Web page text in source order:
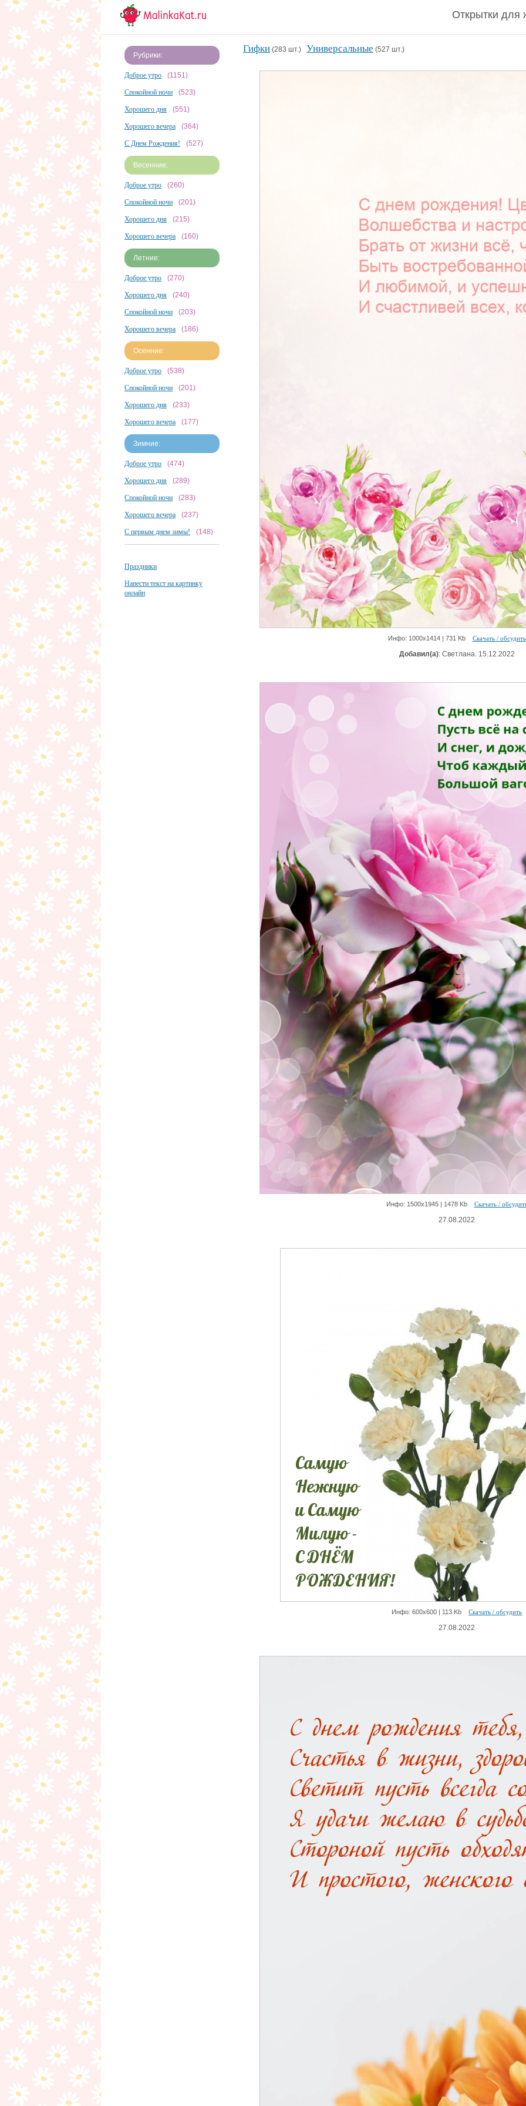
Открытки
Рубрики:
Доброе утро (1151)
Спокойной ночи (523)
Хорошего дня (551)
Хорошего вечера (364)
С Днем Рождения! (527)
Весенние:
Доброе утро (260)
Спокойной ночи (201)
Хорошего дня (215)
Хорошего вечера (160)
Летние:
Доброе утро (270)
Хорошего дня (240)
Спокойной ночи (203)
Хорошего вечера (186)
Осенние:
Доброе утро (538)
Спокойной ночи (201)
Хорошего дня (233)
Хорошего вечера (177)
Зимние:
Доброе утро (474)
Хорошего дня (289)
Спокойной ночи (283)
Хорошего вечера (237)
С первым днем зимы! (148)
Праздники
Нанести текст на картинку
онлайн
Гифки (283 шт.) Универсальные (527 шт.)
Инфо: 1000х1414 | 731 Kb Скачать / обсудить
Добавил(а): Светлана. 15.12.2022
Инфо: 1500х1945 | 1478 Kb Скачать /
27.08.2022
Инфо: 600х600 | 113 Kb Скачать / обсудить
27.08.2022